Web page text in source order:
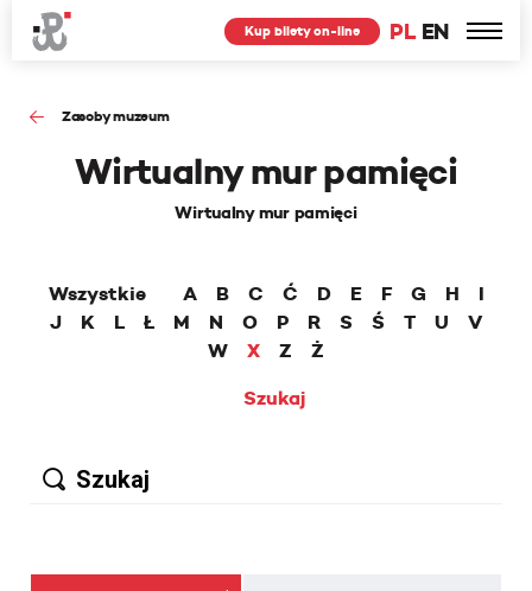
PL EN
Kup bilety on-line
Zasoby muzeum
Wirtualny mur pamięci
Wirtualny mur pamięci
Wszystkie A B C Ć D E F G H
I
J
K L Ł M N O P R S Ś T U
V
W
X Z
Ż
Szukaj